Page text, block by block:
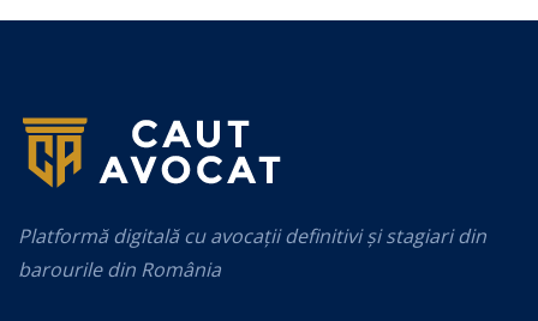
Platformă digitală cu avocații definitivi și stagiari din
barourile din România